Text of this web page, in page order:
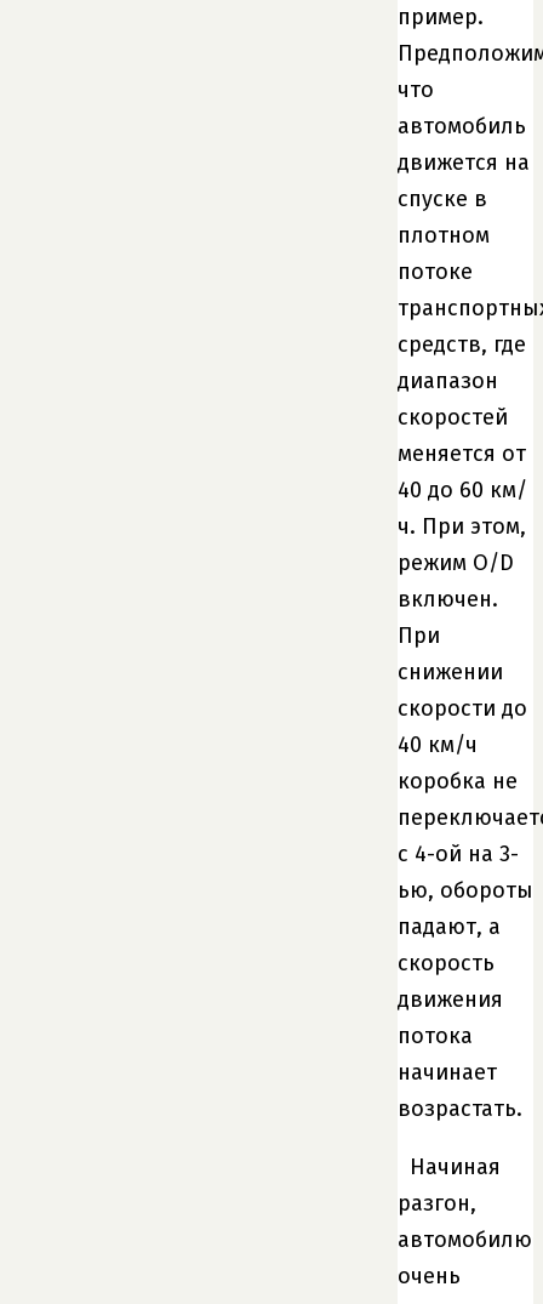
пример.
что
автомобиль
движется на
спуске в
плотном
потоке
средств, где
диапазон
скоростей
меняется от
40 до 60 км/
ч. При этом,
режим O/D
включен.
При
снижении
скорости до
40 км/ч
коробка не
с 4-ой на 3-
ью, обороты
падают, а
скорость
движения
потока
начинает
возрастать.
Начиная
разгон,
автомобилю
очень